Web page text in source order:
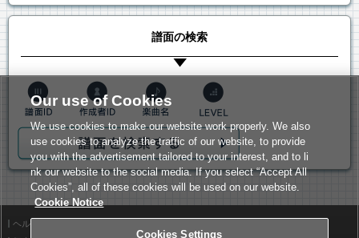
譜面の検索
ヘルプ
Our use of Cookies
We use cookies to make our website work properly. We also
use cookies to analyze the traffic of our website, to provide
you with the advertisement tailored to your interest, and to li
nk our website to the social media. If you select “Accept All
Cookies”, all of these cookies will be used on our website.
Cookie Notice
Cookies Settings